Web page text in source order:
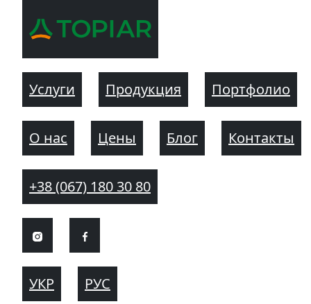
Услуги Продукция Портфолио
О нас Цены Блог Контакты
+38 (067) 180 30 80
УКР РУС